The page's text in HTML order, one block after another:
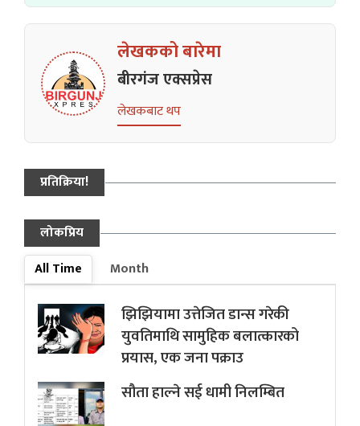
लेखकको बारेमा
बीरगंज एक्सप्रेस
लेखकबाट थप
प्रतिक्रिया!
लोकप्रिय
All Time
Month
झिझियामा उत्तेजित डान्स गरेकी
युवतिमाथि सामुहिक बलात्कारको
प्रयास, एक जना पक्राउ
सौता हाल्ने सई धामी निलम्बित